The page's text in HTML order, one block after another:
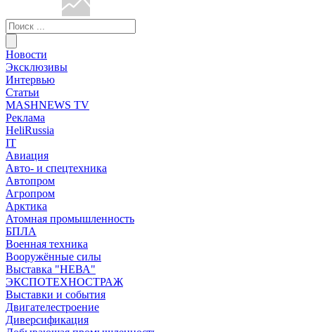
Новости
Эксклюзивы
Интервью
Статьи
MASHNEWS TV
Реклама
HeliRussia
IT
Авиация
Авто- и спецтехника
Автопром
Агропром
Арктика
Атомная промышленность
БПЛА
Военная техника
Вооружённые силы
Выставка "НЕВА"
ЭКСПОТЕХНОСТРАЖ
Выставки и события
Двигателестроение
Диверсификация